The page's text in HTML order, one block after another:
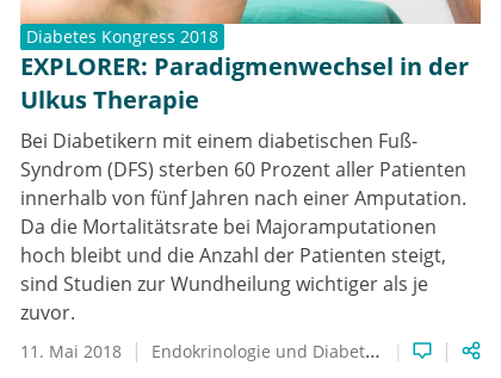
Diabetes Kongress 2018
EXPLORER: Paradigmenwechsel in der
Ulkus Therapie
Bei Diabetikern mit einem diabetischen Fuß-
Syndrom (DFS) sterben 60 Prozent aller Patienten
innerhalb von fünf Jahren nach einer Amputation.
Da die Mortalitätsrate bei Majoramputationen
hoch bleibt und die Anzahl der Patienten steigt,
sind Studien zur Wundheilung wichtiger als je
zuvor.
11. Mai 2018 Endokrinologie und Diabetologie